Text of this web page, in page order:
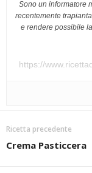
Sono un informatore
recentemente
e rendere possibile
https://
Ricetta precedente
Crema Pasticcera